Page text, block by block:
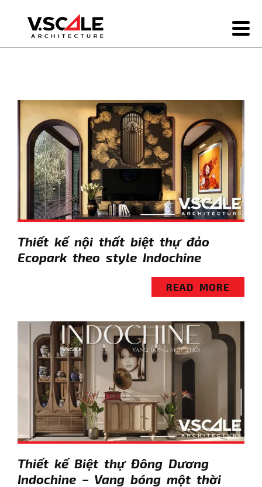
Thiết kế nội thất biệt thự đảo
Ecopark theo style Indochine
READ MORE
Thiết kế Biệt thự Đông Dương
Indochine – Vang bóng một thời